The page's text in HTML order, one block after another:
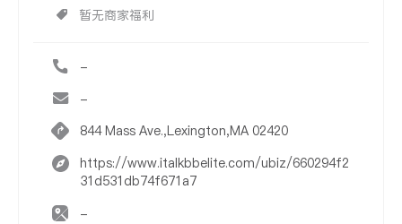
暂无商家福利
-
-
844 Mass Ave.,Lexington,MA 02420
https://www.italkbbelite.com/ubiz/660294f2
31d531db74f671a7
-